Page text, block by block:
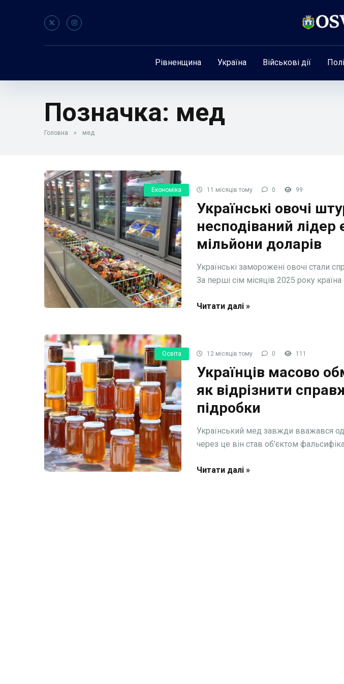
Рівненщина Україна Військові дії
Позначка: мед
Головна » мед
Економіка 11 місяців тому 0 99
Українські овочі
несподіваний лідер
мільйони доларів
Українські заморожені овочі стали
За перші сім місяців 2025 року країна
Читати далі »
Освіта 12 місяців тому 0 111
Українців масово
як відрізнити
підробки
Український мед завжди вважався
через це він став об’єктом
Читати далі »